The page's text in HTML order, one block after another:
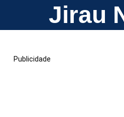
Jirau
Publicidade